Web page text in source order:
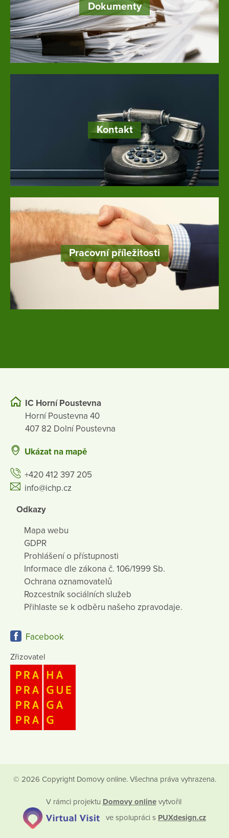
Dokumenty
Kontakt
Pracovní příležitosti
IC Horní Poustevna
Horní Poustevna 40
407 82 Dolní Poustevna
Ukázat na mapě
+420 412 397 205
info@ichp.cz
Odkazy
Mapa webu
GDPR
Prohlášení o přístupnosti
Informace dle zákona č. 106/1999 Sb.
Ochrana oznamovatelů
Rozcestník sociálních služeb
Přihlaste se k odběru našeho zpravodaje.
Facebook
Zřizovatel
© 2026 Copyright Domovy online. Všechna práva vyhrazena.
V rámci projektu Domovy onlinevytvořil
ve spolupráci s PUXdesign.cz